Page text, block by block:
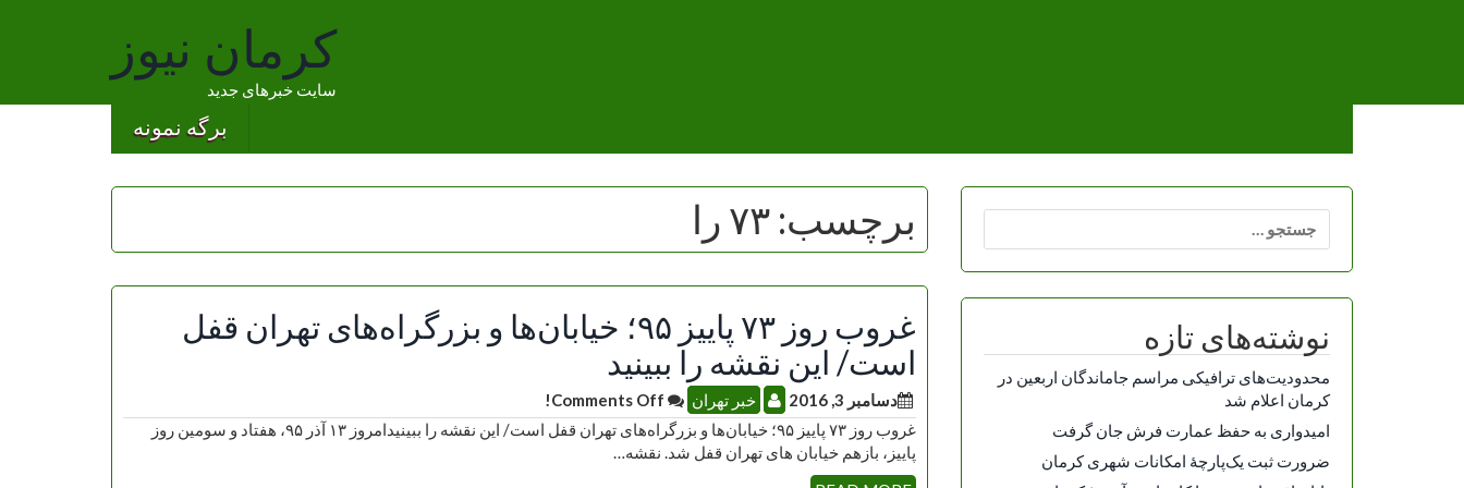
کرمان نیوز
سایت خبرهای جدید
برگه نمونه
برچسب: ۷۳ را
غروب روز ۷۳ پاییز ۹۵؛ خیابان‌ها و بزرگراه‌های تهران قفل
است/ این نقشه را ببینید
دسامبر 3, 2016 خبر تهران
غروب روز ۷۳ پاییز ۹۵؛ خیابان‌ها و بزرگراه‌های تهران قفل است/ این نقشه را ببینیدامروز ۱۳ آذر ۹۵، هفتاد و سومین روز
پاییز، بازهم خیابان های تهران قفل شد. نقشه…
برای:
نوشته‌های تازه
محدودیت‌های ترافیکی مراسم جاماندگان اربعین در
کرمان اعلام شد
امیدواری به حفظ عمارت فرش جان گرفت
ضرورت ثبت یک‌پارچۀ امکانات شهری کرمان